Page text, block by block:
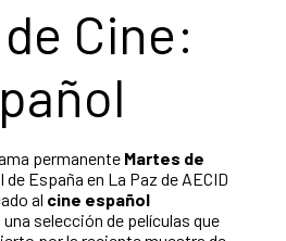
Cine:
permanente Martes de
de España en La Paz de AECID
al cine español
una selección de películas que